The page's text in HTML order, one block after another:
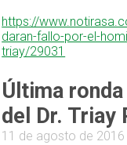
https://
daran-fallo-por-el-
triay/29031
Última
del Dr. Triay
11 de agosto de 2016